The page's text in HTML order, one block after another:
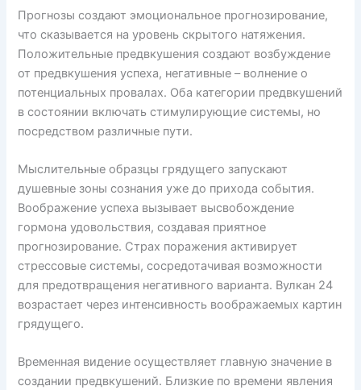
Прогнозы создают эмоциональное прогнозирование,
что сказывается на уровень скрытого натяжения.
Положительные предвкушения создают возбуждение
от предвкушения успеха, негативные – волнение о
потенциальных провалах. Оба категории предвкушений
в состоянии включать стимулирующие системы, но
посредством различные пути.
Мыслительные образцы грядущего запускают
душевные зоны сознания уже до прихода события.
Воображение успеха вызывает высвобождение
гормона удовольствия, создавая приятное
прогнозирование. Страх поражения активирует
стрессовые системы, сосредотачивая возможности
для предотвращения негативного варианта. Вулкан 24
возрастает через интенсивность воображаемых картин
грядущего.
Временная видение осуществляет главную значение в
создании предвкушений. Близкие по времени явления